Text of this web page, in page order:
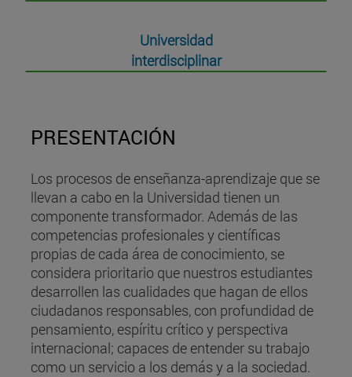
Universidad
interdisciplinar
PRESENTACIÓN
Los procesos de enseñanza-aprendizaje que se
llevan a cabo en la Universidad tienen un
componente transformador. Además de las
competencias profesionales y científicas
propias de cada área de conocimiento, se
considera prioritario que nuestros estudiantes
desarrollen las cualidades que hagan de ellos
ciudadanos responsables, con profundidad de
pensamiento, espíritu crítico y perspectiva
internacional; capaces de entender su trabajo
como un servicio a los demás y a la sociedad.